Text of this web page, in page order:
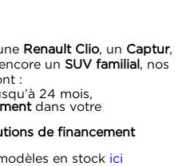
Renault Clio, un Captur,
un SUV familial, nos
:
24 mois,
dans votre
de financement
en stock ici